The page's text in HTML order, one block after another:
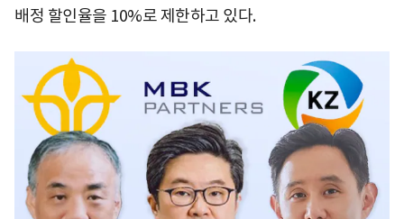
배정 할인율을 10%로 제한하고 있다.